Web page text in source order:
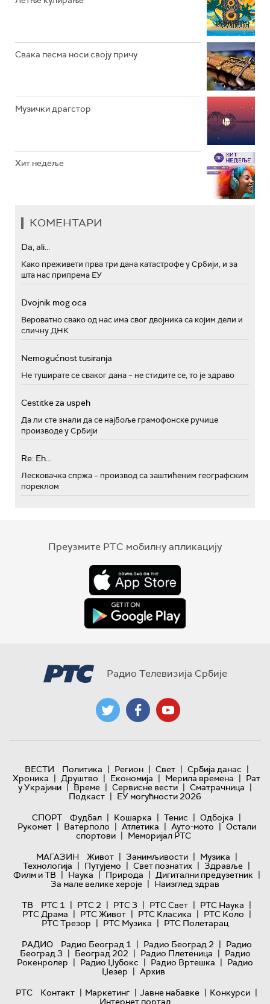
Свака песма носи своју причу
Музички драгстор
Хит недеље
КОМЕНТАРИ
Da, ali...
Како преживети прва три дана катастрофе у Србији, и за
шта нас припрема ЕУ
Dvojnik mog oca
Вероватно свако од нас има свог двојника са којим дели и
сличну ДНК
Nemogućnost tusiranja
Не туширате се сваког дана – не стидите се, то је здраво
Cestitke za uspeh
Да ли сте знали да се најбоље грамофонске ручице
производе у Србији
Re: Eh...
Лесковачка спржа – производ са заштићеним географским
пореклом
Преузмите РТС мобилну апликацију
Радио Телевизија Србије
ВЕСТИ Политика | Регион | Свет | Србија данас |
Хроника | Друштво | Економија | Мерила времена | Рат
у Украјини | Време | Сервисне вести | Сматрачница |
Подкаст | ЕУ могућности 2026
СПОРТ
Фудбал | Кошарка | Тенис | Одбојка |
Рукомет | Ватерполо | Атлетика | Ауто-мото | Остали
спортови | Меморијал РТС
МАГАЗИН
Живот | Занимљивости | Музика |
Технологијa | Путујемо | Свет познатих | Здравље |
Филм и ТВ | Наука | Природа | Дигитални предузетник |
За мале велике хероје | Наизглед здрав
ТВ
РТС 1 | РТС 2 | РТС 3 | РТС Свет | РТС Наука |
РТС Драма | РТС Живот | РТС Класика | РТС Коло |
РТС Трезор | РТС Музика | РТС Полетарац
РАДИО
Радио Београд 1 | Радио Београд 2 | Радио
Београд 3 | Београд 202 | Радио Плетеница | Радио
Рокенролер | Радио Џубокс | Радио Вртешка | Радио
Џезер | Архив
РТС
Контакт | Маркетинг | Јавне набавке | Конкурси |
Интернет портал